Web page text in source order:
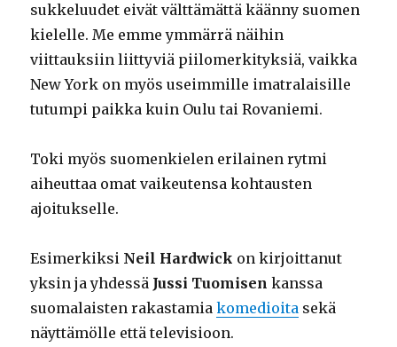
sukkeluudet eivät välttämättä käänny suomen
kielelle. Me emme ymmärrä näihin
viittauksiin liittyviä piilomerkityksiä, vaikka
New York on myös useimmille imatralaisille
tutumpi paikka kuin Oulu tai Rovaniemi.
Toki myös suomenkielen erilainen rytmi
aiheuttaa omat vaikeutensa kohtausten
ajoitukselle.
Esimerkiksi Neil Hardwick on kirjoittanut
yksin ja yhdessä Jussi Tuomisen kanssa
suomalaisten rakastamiakomedioita sekä
näyttämölle että televisioon.